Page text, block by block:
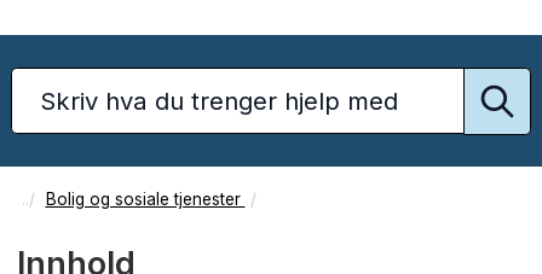
Bolig og sosiale tjenester
Innhold